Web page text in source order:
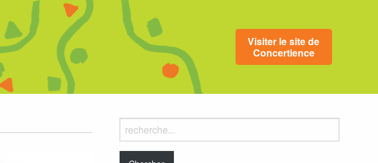
Visiter le site de
Concertience
Rechercher
dans
le